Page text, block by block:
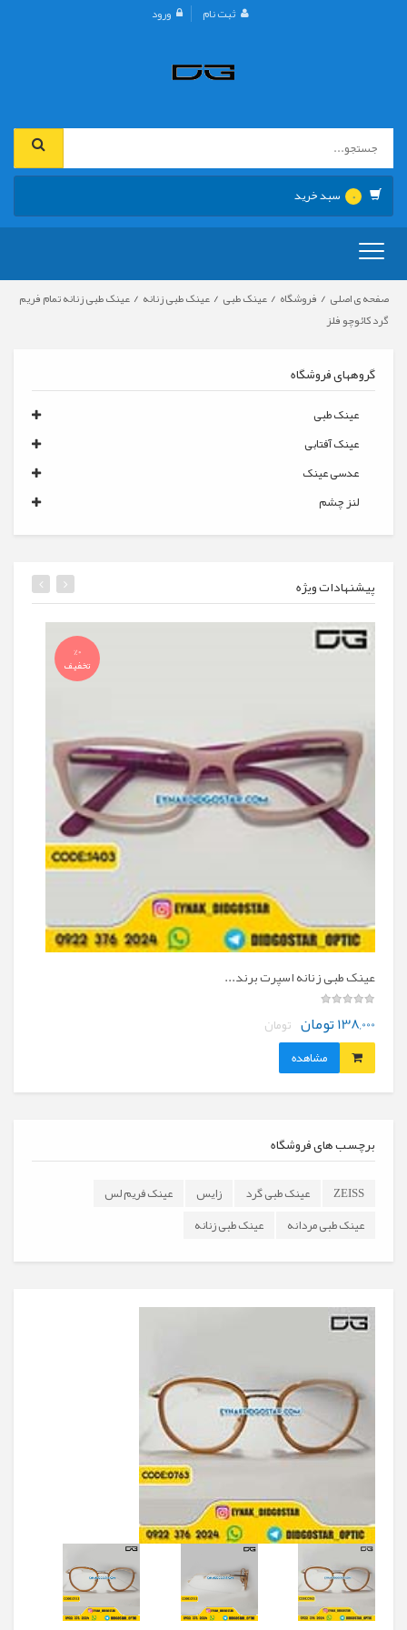
ثبت نام ورود
0 سبد خرید
تعویض
ناوبری
صفحه ی اصلی / فروشگاه / عینک طبی / عینک طبی زنانه / عینک طبی زنانه تمام فریم
گرد کائوچو فلز
گروههای فروشگاه
عینک طبی
عینک آفتابی
عدسی عینک
لنز چشم
پیشنهادات ویژه
%0
تخفیف
عینک طبی زنانه اسپرت برند...
138,000 تومان تومان
مشاهده
برچسب های فروشگاه
ZEISS عینک طبی گرد زایس
عینک فریم لس
عینک طبی مردانه
عینک طبی زنانه